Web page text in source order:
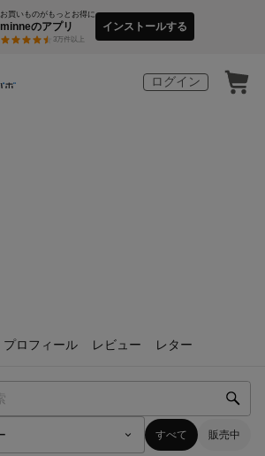
お買いものがもっとお得に
minneのアプリ
3万件以上
インストールする
ログイン
プロフィール レビュー レター
すべて 販売中